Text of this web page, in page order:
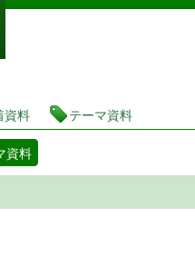
図書館 蔵書検索・予約
資料 テーマ資料
資料